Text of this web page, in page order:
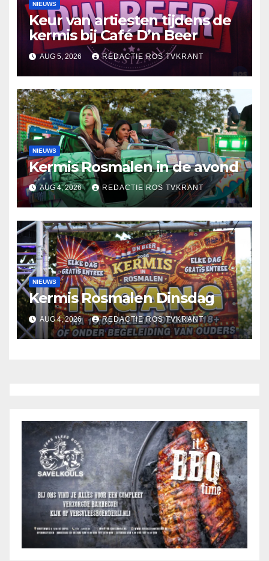
NIEUWS
Keur van artiesten tijdens de
kermis bij Café D’n Beer
AUG 5, 2026 REDACTIE ROS TVKRANT
NIEUWS
Kermis Rosmalen in de avond
AUG 4, 2026 REDACTIE ROS TVKRANT
NIEUWS
Kermis Rosmalen Dinsdag
AUG 4, 2026 REDACTIE ROS TVKRANT